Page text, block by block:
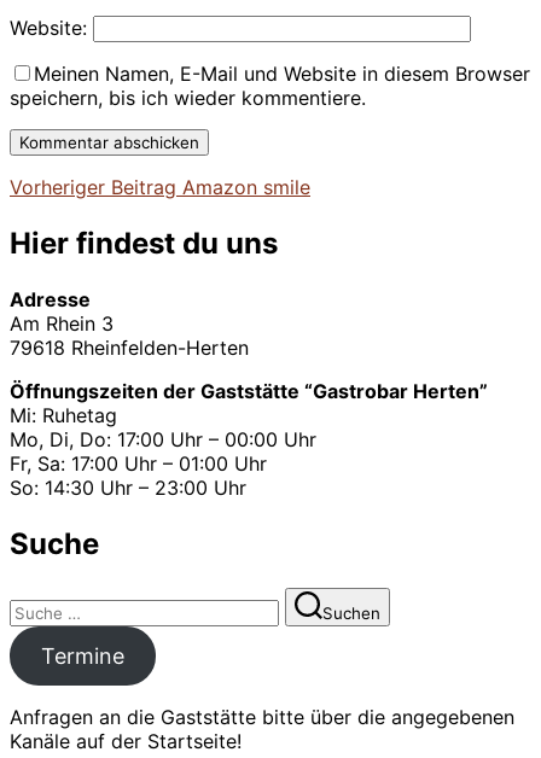
Website:
Meinen Namen, E-Mail und Website in diesem Browser
speichern, bis ich wieder kommentiere.
Beitragsnavigation
Vorheriger
Vorheriger Beitrag Amazon smile
Hier findest du uns
Adresse
Am Rhein 3
79618 Rheinfelden-Herten
Öffnungszeiten der Gaststätte “Gastrobar Herten”
Mi: Ruhetag
Mo, Di, Do: 17:00 Uhr – 00:00 Uhr
Fr, Sa: 17:00 Uhr – 01:00 Uhr
So: 14:30 Uhr – 23:00 Uhr
Suche
Suchen
nach:
Suchen
Termine
Anfragen an die Gaststätte bitte über die angegebenen
Kanäle auf der Startseite!